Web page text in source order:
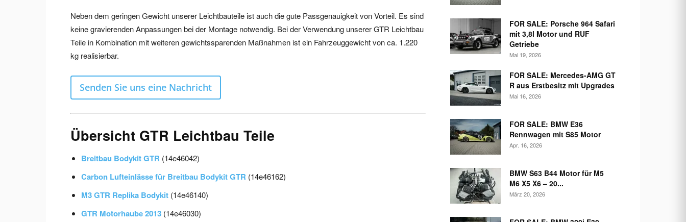
Neben dem geringen Gewicht unserer Leichtbauteile ist auch die gute Passgenauigkeit von Vorteil. Es sind
keine gravierenden Anpassungen bei der Montage notwendig. Bei der Verwendung unserer GTR Leichtbau
Teile in Kombination mit weiteren gewichtssparenden Maßnahmen ist ein Fahrzeuggewicht von ca. 1.220
kg realisierbar.
Senden Sie uns eine Nachricht
Übersicht GTR Leichtbau Teile
Breitbau Bodykit GTR (14e46042)
Carbon Lufteinlässe für Breitbau Bodykit GTR (14e46162)
M3 GTR Replika Bodykit (14e46140)
GTR Motorhaube 2013 (14e46030)
FOR SALE: Porsche 964 Safari
mit 3,8l Motor und RUF
Getriebe
Mai 19, 2026
FOR SALE: Mercedes-AMG GT
R aus Erstbesitz mit Upgrades
Mai 16, 2026
FOR SALE: BMW E36
Rennwagen mit S85 Motor
Apr. 16, 2026
BMW S63 B44 Motor für M5
M6 X5 X6 – 20...
März 20, 2026